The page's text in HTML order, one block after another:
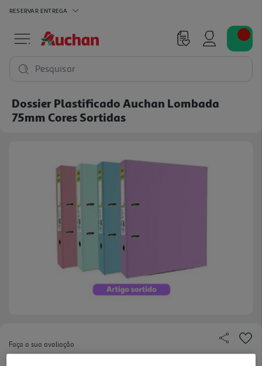
RESERVAR ENTREGA
Pesquisar
Dossier Plastificado Auchan Lombada
75mm Cores Sortidas
Faça a sua avaliação